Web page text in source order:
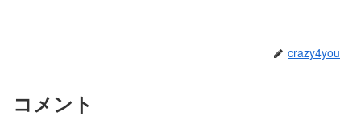
crazy4you
コメント